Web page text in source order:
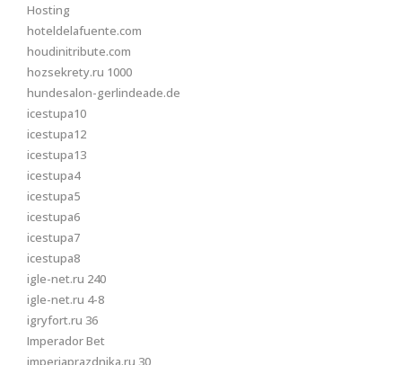
Hosting
hoteldelafuente.com
houdinitribute.com
hozsekrety.ru 1000
hundesalon-gerlindeade.de
icestupa10
icestupa12
icestupa13
icestupa4
icestupa5
icestupa6
icestupa7
icestupa8
igle-net.ru 240
igle-net.ru 4-8
igryfort.ru 36
Imperador Bet
imperiaprazdnika.ru 30